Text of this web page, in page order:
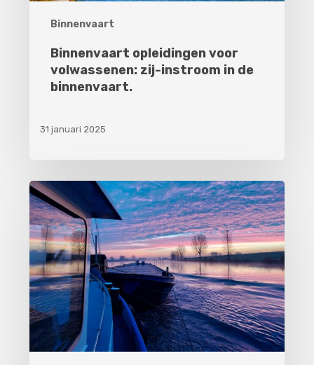
Binnenvaart
Binnenvaart opleidingen voor
volwassenen: zij-instroom in de
binnenvaart.
31 januari 2025
De
voordelen
nadelen
van
werken
binnenvaart